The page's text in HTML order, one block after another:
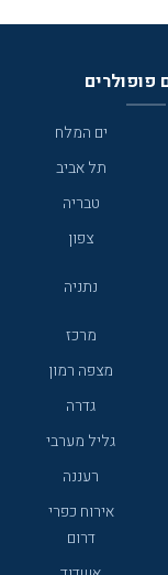
פופולרים
ים המלח
תל אביב
טבריה
צפון
נתניה
מרכז
מצפה רמון
גדרה
גליל מערבי
רעננה
אירוח כפרי
דרום